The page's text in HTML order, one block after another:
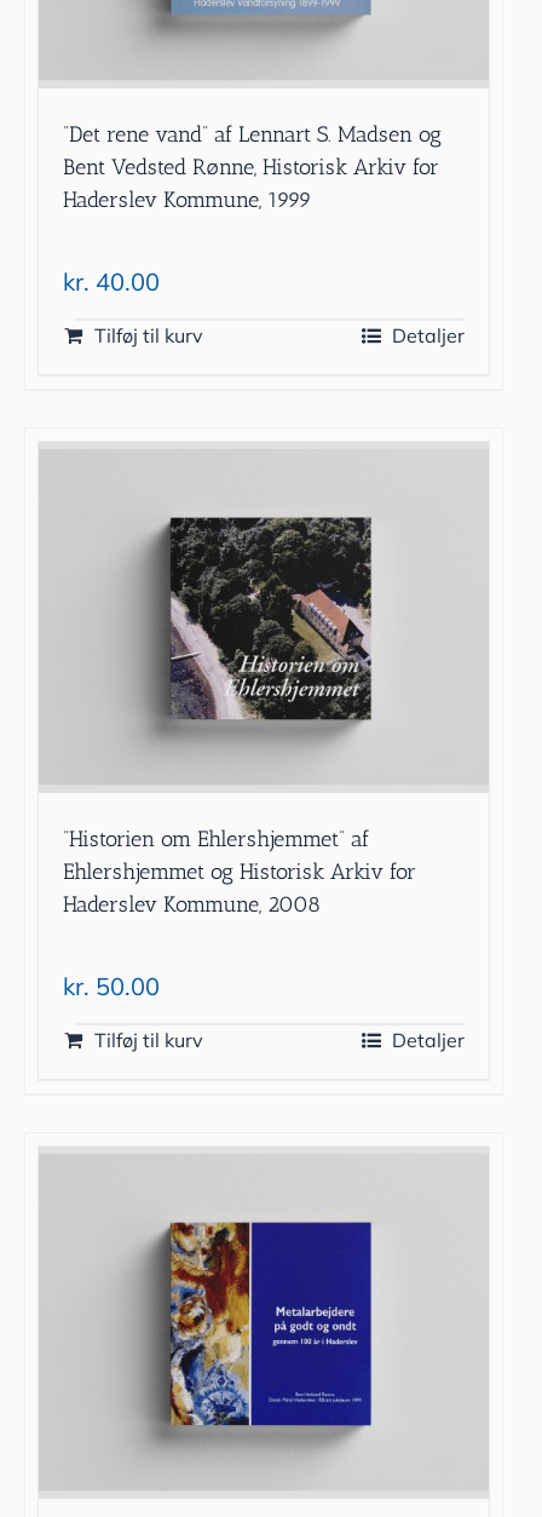
”Det rene vand” af Lennart S. Madsen og
Bent Vedsted Rønne, Historisk Arkiv for
Haderslev Kommune, 1999
kr. 40.00
Tilføj til kurv Detaljer
”Historien om Ehlershjemmet” af
Ehlershjemmet og Historisk Arkiv for
Haderslev Kommune, 2008
kr. 50.00
Tilføj til kurv Detaljer